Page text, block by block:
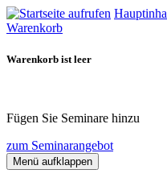
Warenkorb
Warenkorb ist leer
Fügen Sie Seminare hinzu
zum Seminarangebot
Menü aufklappen